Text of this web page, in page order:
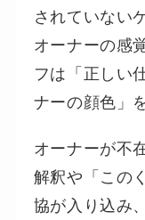
されていない
オーナーの感
フは「正しい
ナーの顔色」
オーナーが不
解釈や「この
協が入り込み